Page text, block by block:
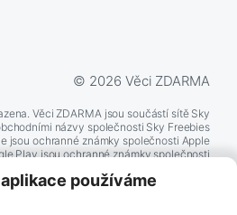
používáme
© 2026 Věci ZDARMA
Věci ZDARMA jsou součástí sítě Sky
názvy společnosti Sky Freebies
jsou ochranné známky společnosti Apple
Play jsou ochranné známky společnosti
známkami příslušných společností.